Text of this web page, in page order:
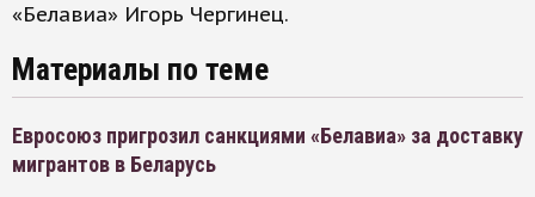
«Белавиа» Игорь Чергинец.
Материалы по теме
Евросоюз пригрозил санкциями «Белавиа» за доставку
мигрантов в Беларусь